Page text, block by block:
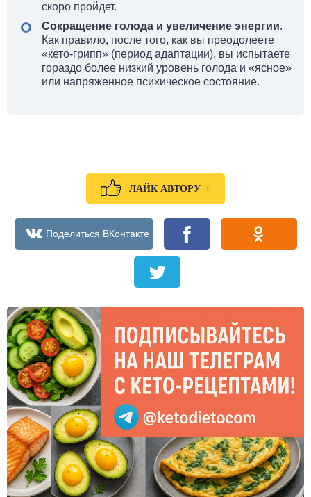
скоро пройдет.
Сокращение голода и увеличение энергии.
Как правило, после того, как вы преодолеете
«кето-грипп» (период адаптации), вы испытаете
гораздо более низкий уровень голода и «ясное»
или напряженное психическое состояние.
ЛАЙК АВТОРУ 0